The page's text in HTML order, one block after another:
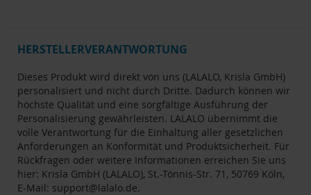
HERSTELLERVERANTWORTUNG
Dieses Produkt wird direkt von uns (LALALO, Krisla GmbH)
personalisiert und nicht durch Dritte. Dadurch können wir
höchste Qualität und eine sorgfältige Ausführung der
Personalisierung gewährleisten. LALALO übernimmt die
volle Verantwortung für die Einhaltung aller gesetzlichen
Anforderungen an Konformität und Produktsicherheit. Für
Rückfragen oder weitere Informationen erreichen Sie uns
hier: Krisla GmbH (LALALO), St.-Tönnis-Str. 71, 50769 Köln,
E-Mail: support@lalalo.de.